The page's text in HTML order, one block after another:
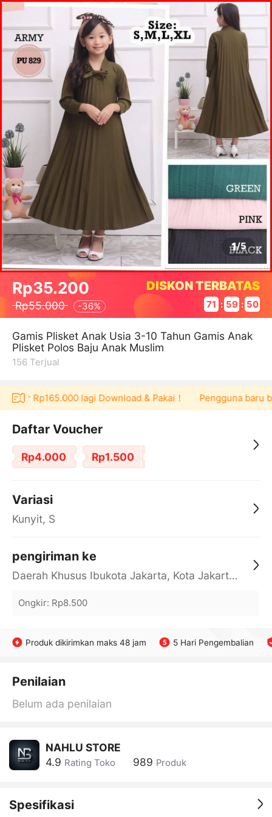
1/5
Rp35.200
Rp55.000 -36%
DISKON TERBATAS
71 : 59 : 50
Gamis Plisket Anak Usia 3-10 Tahun Gamis Anak
Plisket Polos Baju Anak Muslim
156 Terjual
Rp165.000 lagi Download & Pakai！ Pengguna baru
Daftar Voucher
Rp4.000 Rp1.500
Variasi
Kunyit, S
pengiriman ke
Daerah Khusus Ibukota Jakarta, Kota Jakarta Barat, Cengkareng, yy
Ongkir: Rp8.500
Produk dikirimkan maks 48 jam 5 Hari Pengembalian
Penilaian
Belum ada penilaian
NAHLU STORE
4.9 Rating Toko 989 Produk
Spesifikasi